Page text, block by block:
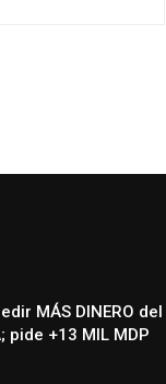
MÁS DINERO del
pide +13 MIL MDP